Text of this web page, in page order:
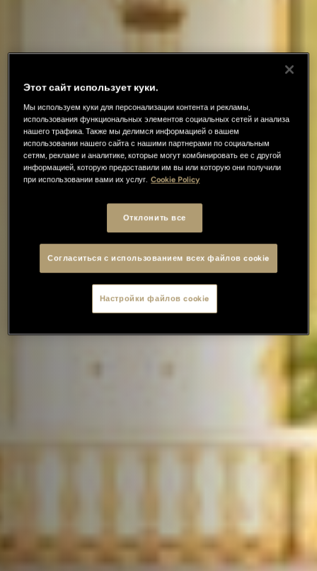
Этот сайт использует куки.
Мы используем куки для персонализации контента и рекламы,
использования функциональных элементов социальных сетей и анализа
нашего трафика. Также мы делимся информацией о вашем
использовании нашего сайта с нашими партнерами по социальным
сетям, рекламе и аналитике, которые могут комбинировать ее с другой
информацией, которую предоставили им вы или которую они получили
при использовании вами их услуг. Cookie Policy
Отклонить все
Согласиться с использованием всех файлов cookie
Настройки файлов cookie